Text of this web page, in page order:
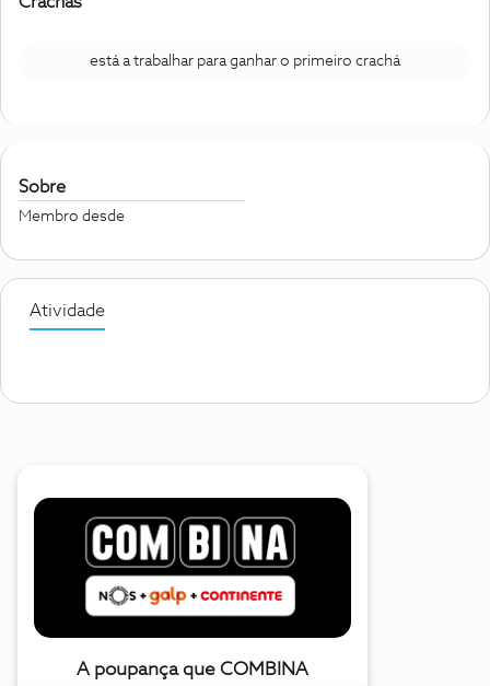
está a trabalhar para ganhar o primeiro crachá
Sobre
Membro desde
Atividade
A poupança que COMBINA